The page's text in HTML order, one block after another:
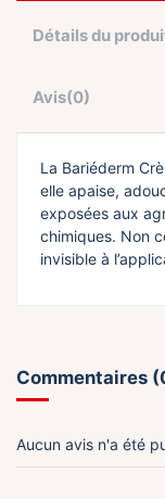
Détails du
Avis(0)
La Bariéderm
elle apaise,
exposées aux
chimiques. Non
invisible à
Commentaires
Aucun avis n'a été